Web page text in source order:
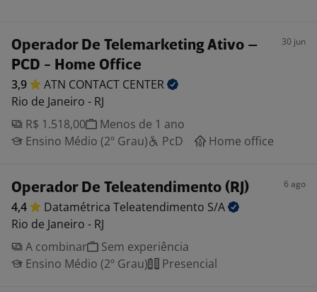
Operador De Telemarketing Ativo –
PCD - Home Office
30 jun
3,9 ATN CONTACT CENTER
Rio de Janeiro - RJ
R$ 1.518,00
Menos de 1 ano
Ensino Médio (2º Grau)
PcD Home office
Operador De Teleatendimento (RJ) 6 ago
4,4 Datamétrica Teleatendimento S/A
Rio de Janeiro - RJ
A combinar
Sem experiência
Ensino Médio (2º Grau)
Presencial